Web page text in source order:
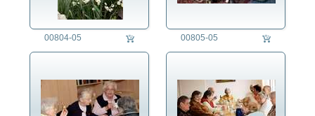
00804-05 00805-05